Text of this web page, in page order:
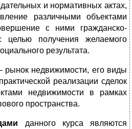
и нормативных актах,
различными объектами
с ними гражданско-
целью получения желаемого
результата.
рынок недвижимости, его виды
реализации сделок
недвижимости в рамках
пространства.
данного курса являются